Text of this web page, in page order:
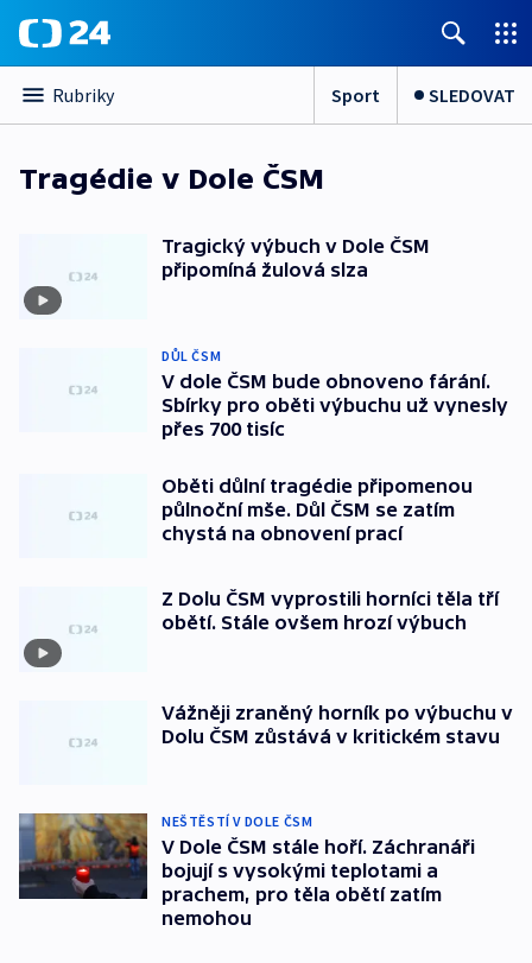
Rubriky Sport SLEDOVAT
Tragédie v Dole ČSM
Tragický výbuch v Dole ČSM
připomíná žulová slza
DŮL ČSM
V dole ČSM bude obnoveno fárání.
Sbírky pro oběti výbuchu už vynesly
přes 700 tisíc
Oběti důlní tragédie připomenou
půlnoční mše. Důl ČSM se zatím
chystá na obnovení prací
Z Dolu ČSM vyprostili horníci těla tří
obětí. Stále ovšem hrozí výbuch
Vážněji zraněný horník po výbuchu v
Dolu ČSM zůstává v kritickém stavu
NEŠTĚSTÍ V DOLE ČSM
V Dole ČSM stále hoří. Záchranáři
bojují s vysokými teplotami a
prachem, pro těla obětí zatím
nemohou